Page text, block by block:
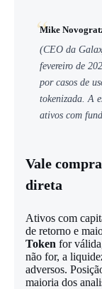
Mike
(CEO da
fevereiro de
por casos de
tokenizada. A
ativos com
Vale
direta
Ativos com
de retorno e
Token for
não for, a
adversos.
maioria dos